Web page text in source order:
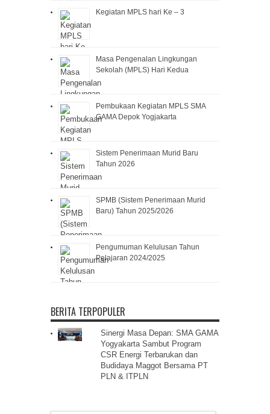
Kegiatan MPLS hari Ke – 3
Masa Pengenalan Lingkungan
Sekolah (MPLS) Hari Kedua
Pembukaan Kegiatan MPLS SMA
GAMA Depok Yogjakarta
Sistem Penerimaan Murid Baru
Tahun 2026
SPMB (Sistem Penerimaan Murid
Baru) Tahun 2025/2026
Pengumuman Kelulusan Tahun
Pelajaran 2024/2025
BERITA TERPOPULER
Sinergi Masa Depan: SMA GAMA
Yogyakarta Sambut Program
CSR Energi Terbarukan dan
Budidaya Maggot Bersama PT
PLN & ITPLN